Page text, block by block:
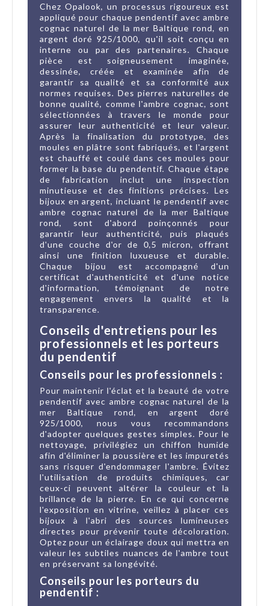
Chez Opalook, un processus rigoureux est
appliqué pour chaque pendentif avec ambre
cognac naturel de la mer Baltique rond, en
argent doré 925/1000, qu'il soit conçu en
interne ou par des partenaires. Chaque
pièce est soigneusement imaginée,
dessinée, créée et examinée afin de
garantir sa qualité et sa conformité aux
normes requises. Des pierres naturelles de
bonne qualité, comme l'ambre cognac, sont
sélectionnées à travers le monde pour
assurer leur authenticité et leur valeur.
Après la finalisation du prototype, des
moules en plâtre sont fabriqués, et l'argent
est chauffé et coulé dans ces moules pour
former la base du pendentif. Chaque étape
de fabrication inclut une inspection
minutieuse et des finitions précises. Les
bijoux en argent, incluant le pendentif avec
ambre cognac naturel de la mer Baltique
rond, sont d'abord poinçonnés pour
garantir leur authenticité, puis plaqués
d'une couche d'or de 0,5 micron, offrant
ainsi une finition luxueuse et durable.
Chaque bijou est accompagné d'un
certificat d'authenticité et d'une notice
d'information, témoignant de notre
engagement envers la qualité et la
transparence.
Conseils d'entretiens pour les
professionnels et les porteurs
du pendentif
Conseils pour les professionnels :
Pour maintenir l'éclat et la beauté de votre
pendentif avec ambre cognac naturel de la
mer Baltique rond, en argent doré
925/1000, nous vous recommandons
d'adopter quelques gestes simples. Pour le
nettoyage, privilégiez un chiffon humide
afin d'éliminer la poussière et les impuretés
sans risquer d'endommager l'ambre. Évitez
l'utilisation de produits chimiques, car
ceux-ci peuvent altérer la couleur et la
brillance de la pierre. En ce qui concerne
l'exposition en vitrine, veillez à placer ces
bijoux à l'abri des sources lumineuses
directes pour prévenir toute décoloration.
Optez pour un éclairage doux qui mettra en
valeur les subtiles nuances de l'ambre tout
en préservant sa longévité.
Conseils pour les porteurs du
pendentif :